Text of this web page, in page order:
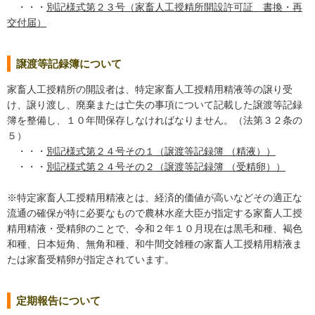
・・・ 別記様式第２３号（家畜人工授精所開設許可証 書換・再
交付届）
譲渡等記録簿について
家畜人工授精所の開設者は、特定家畜人工授精用精液等の譲り受
け、譲り渡し、廃棄または亡失の事項について記載した譲渡等記録
簿を整備し、１０年間保存しなければなりません。（法第３２条の
５）
・・・ 別記様式第２４号その１（譲渡等記録簿 （精液））
・・・ 別記様式第２４号その２（譲渡等記録簿 （受精卵））
※特定家畜人工授精用精液とは、経済的価値が高いなどその適正な
流通の確保が特に必要なもので農林水産大臣が指定する家畜人工授
精用精液・受精卵のことで、令和２年１０月現在は黒毛和種、褐色
和種、日本短角、無角和種、和牛間交雑種の家畜人工授精用精液ま
たは家畜受精卵が指定されています。
定期報告について